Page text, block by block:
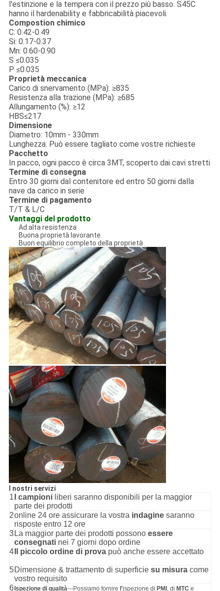
l'estinzione e la tempera con il prezzo più basso. S45C
hanno il hardenability e fabbricabilità piacevoli.
Compostion chimico
C: 0.42-0.49
Si: 0.17-0.37
Mn: 0.60-0.90
S ≤0.035
P ≤0.035
Proprietà meccanica
Carico di snervamento (MPa): ≥835
Resistenza alla trazione (MPa): ≥685
Allungamento (%): ≥12
HBS≤217
Dimensione
Diametro: 10mm - 330mm
Lunghezza: Può essere tagliato come vostre richieste
Pacchetto
In pacco, ogni pacco è circa 3MT, scoperto dai cavi stretti
Termine di consegna
Entro 30 giorni dal contenitore ed entro 50 giorni dalla
nave da carico in serie
Termine di pagamento
T/T & L/C
Vantaggi del prodotto
Ad alta resistenza
Buona proprietà lavorante
Buon equilibrio completo della proprietà
I nostri servizi
1 I campioniliberi saranno disponibili per la maggior
parte dei prodotti
2online 24 ore assicurare la vostra indaginesaranno
risposte entro 12 ore
3 La maggior parte dei prodotti possono essere
consegnatinei 7 giorni dopo ordine
4 Il piccolo ordine di provapuò anche essere accettato
5Dimensione & trattamento di superficie su misuracome
vostro requisito
6Ispezione di qualità---Possiamo fornire l'ispezione di PMI, di MTC e